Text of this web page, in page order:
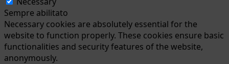
Sempre abilitato
Necessary cookies are absolutely essential for the
website to function properly. These cookies ensure basic
functionalities and security features of the website,
anonymously.